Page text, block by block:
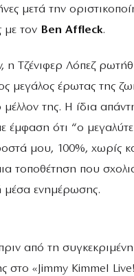
μετά την
με τον Ben Affleck.
η Τζένιφερ Λόπεζ
μεγάλος έρωτας της
μέλλον της. Η ίδια
έμφαση ότι “ο
μου, 100%, χωρίς
τοποθέτηση που
μέσα ενημέρωσης.
από τη
στο «Jimmy Kimmel